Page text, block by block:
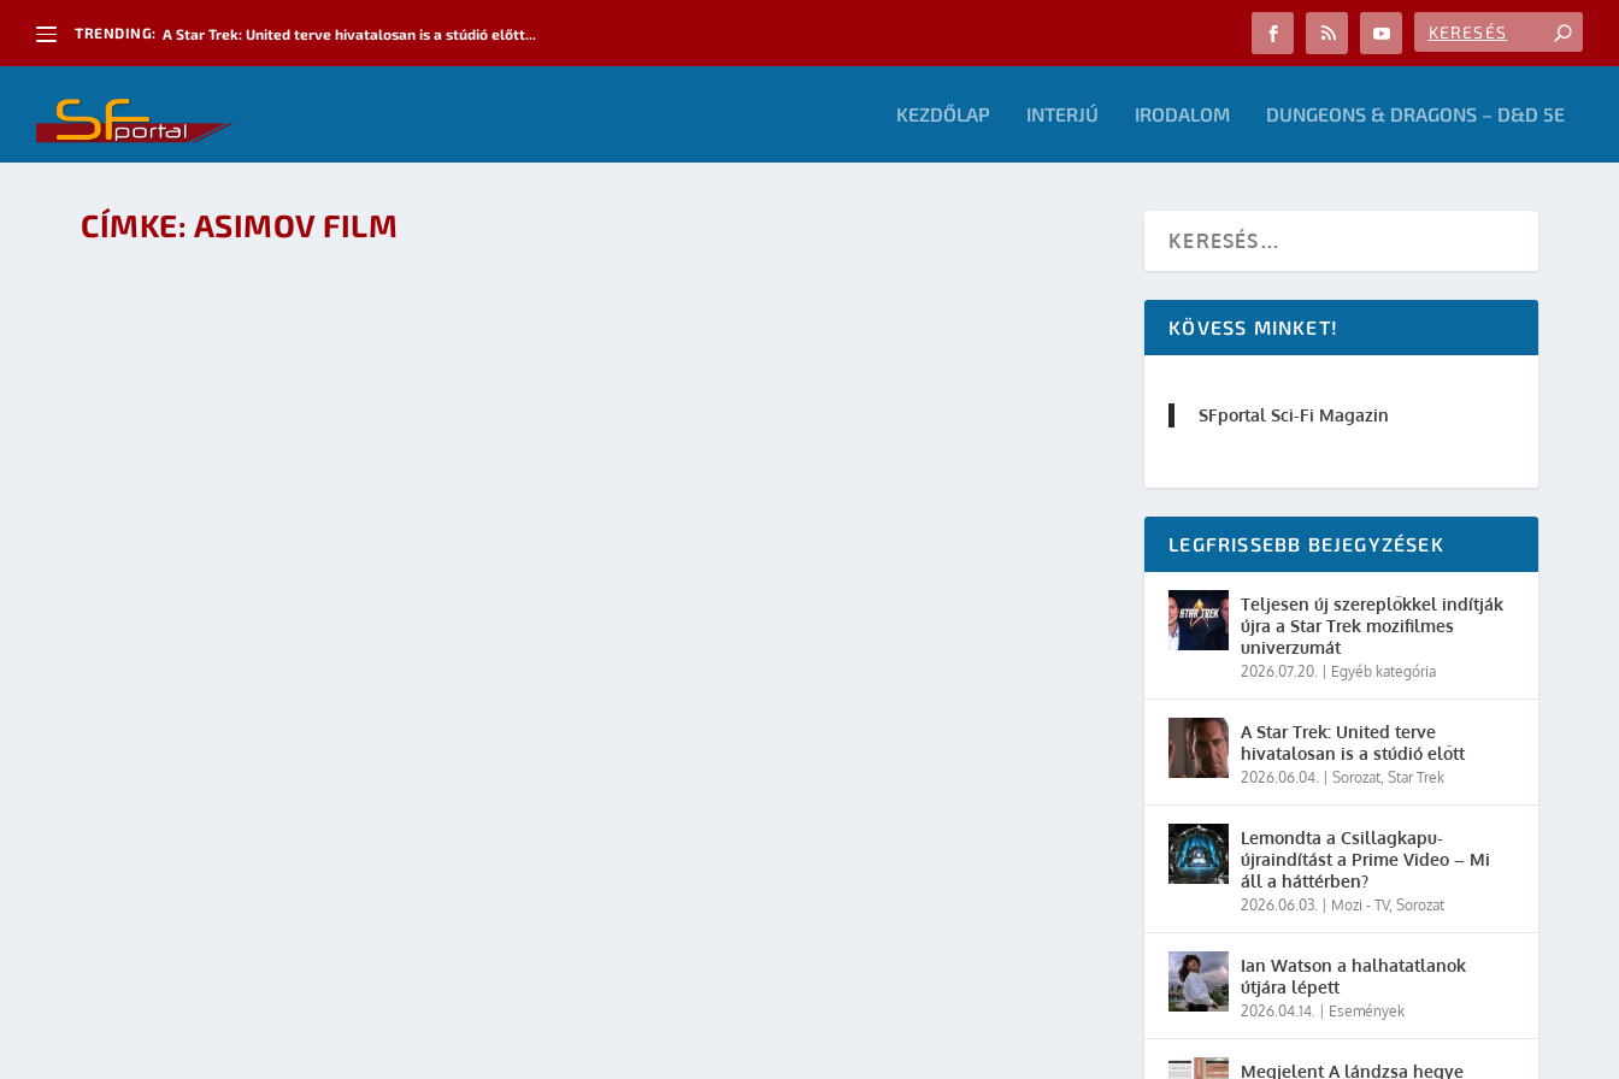
TRENDING: A Star Trek: United terve hivatalosan is a stúdió előtt...
KEZDŐLAP INTERJÚ IRODALOM DUNGEONS & DRAGONS – D&D 5E
CÍMKE: ASIMOV FILM
KÖVESS MINKET!
SFportal Sci-Fi Magazin
LEGFRISSEBB BEJEGYZÉSEK
Teljesen új szereplőkkel indítják
újra a Star Trek mozifilmes
univerzumát
2026.07.20. Egyéb kategória
A Star Trek: United terve
hivatalosan is a stúdió előtt
2026.06.04. |Sorozat,Star Trek
Lemondta a Csillagkapu-
újraindítást a Prime Video – Mi
áll a háttérben?
2026.06.03. Mozi - TV,Sorozat
Ian Watson a halhatatlanok
útjára lépett
2026.04.14. Események
Megjelent A lándzsa hegye